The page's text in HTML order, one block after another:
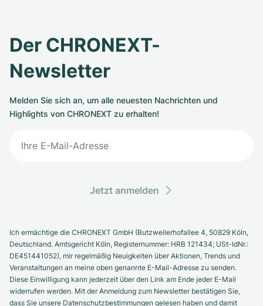
Der CHRONEXT-
Newsletter
Melden Sie sich an, um alle neuesten Nachrichten und
Highlights von CHRONEXT zu erhalten!
Jetzt anmelden
Ich ermächtige die CHRONEXT GmbH (Butzweilerhofallee 4, 50829 Köln,
Deutschland. Amtsgericht Köln, Registernummer: HRB 121434; USt-IdNr.:
DE451441052), mir regelmäßig Neuigkeiten über Aktionen, Trends und
Veranstaltungen an meine oben genannte E-Mail-Adresse zu senden.
Diese Einwilligung kann jederzeit über den Link am Ende jeder E-Mail
widerrufen werden. Mit der Anmeldung zum Newsletter bestätigen Sie,
dass Sie unsere Datenschutzbestimmungen gelesen haben und damit